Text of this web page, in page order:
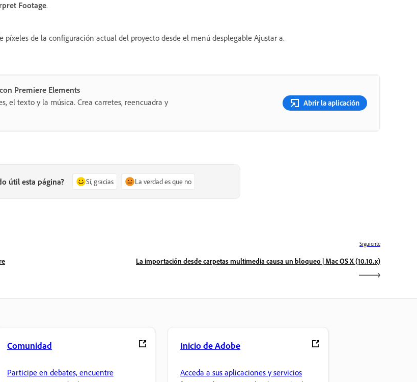
Footage.
de la configuración actual del proyecto desde el menú desplegable Ajustar a.
Premiere Elements
el texto y la música. Crea carretes, reencuadra y
Abrir la aplicación
útil esta página? Sí, gracias La verdad es que no
Siguiente
La importación desde carpetas multimedia causa un bloqueo | Mac OS X (10.10.x)
Comunidad
Participe en debates, encuentre
Inicio de Adobe
Acceda a sus aplicaciones y servicios